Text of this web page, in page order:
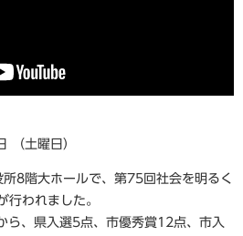
（土曜日）
8階大ホールで、第75回社会を明るく
行われました。
ら、県入選5点、市優秀賞12点、市入